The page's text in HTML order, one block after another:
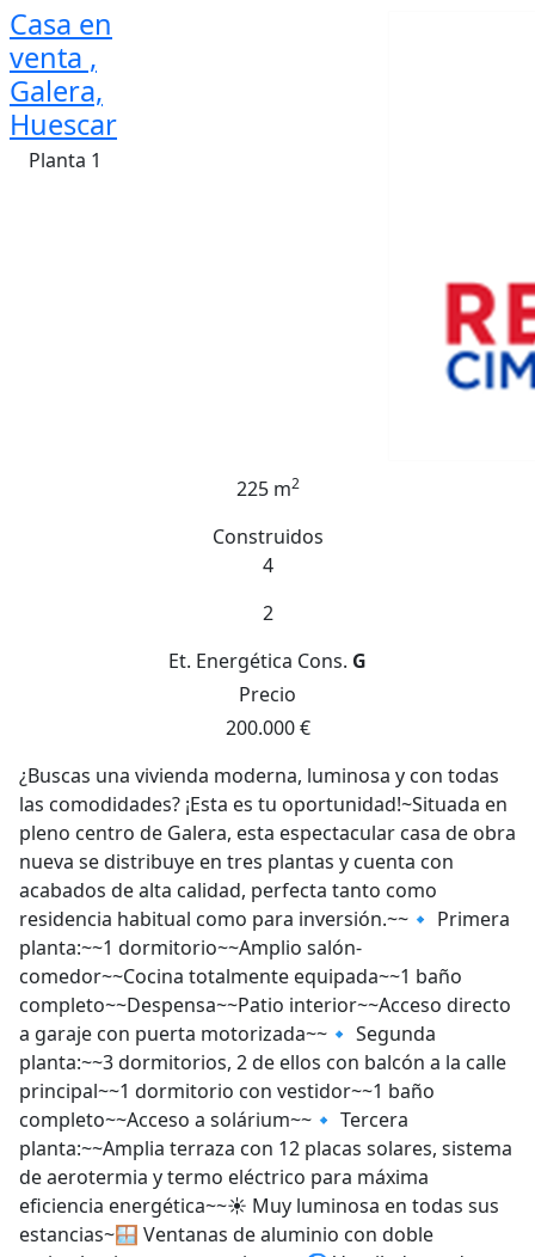
Casa en
venta ,
Galera,
Huescar
Planta 1
225 m2
Construidos
4
2
Et. Energética Cons. G
Precio
200.000 €
¿Buscas una vivienda moderna, luminosa y con todas
las comodidades? ¡Esta es tu oportunidad!~Situada en
pleno centro de Galera, esta espectacular casa de obra
nueva se distribuye en tres plantas y cuenta con
acabados de alta calidad, perfecta tanto como
residencia habitual como para inversión.~~🔹 Primera
planta:~~1 dormitorio~~Amplio salón-
comedor~~Cocina totalmente equipada~~1 baño
completo~~Despensa~~Patio interior~~Acceso directo
a garaje con puerta motorizada~~🔹 Segunda
planta:~~3 dormitorios, 2 de ellos con balcón a la calle
principal~~1 dormitorio con vestidor~~1 baño
completo~~Acceso a solárium~~🔹 Tercera
planta:~~Amplia terraza con 12 placas solares, sistema
de aerotermia y termo eléctrico para máxima
eficiencia energética~~☀️ Muy luminosa en todas sus
estancias~🪟 Ventanas de aluminio con doble